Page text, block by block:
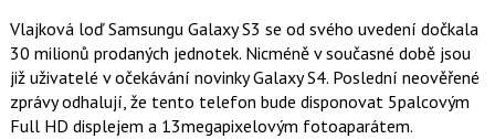
k
u
Vlajková loď Samsungu Galaxy S3 se od svého uvedení dočkala
30 milionů prodaných jednotek. Nicméně v současné době jsou
již uživatelé v očekávání novinky Galaxy S4. Poslední neověřené
zprávy odhalují, že tento telefon bude disponovat 5palcovým
Full HD displejem a 13megapixelovým fotoaparátem.